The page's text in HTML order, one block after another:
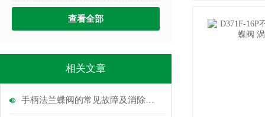
查看全部
相关文章
手柄法兰蝶阀的常见故障及消除方法